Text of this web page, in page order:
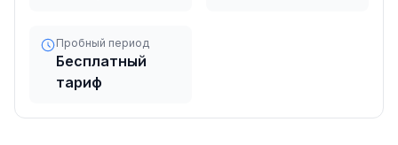
Пробный период
Бесплатный
тариф